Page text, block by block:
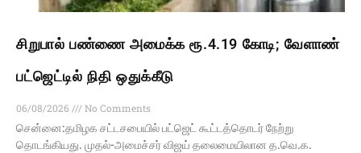
சிறுபால் பண்ணை அமைக்க ரூ.4.19 கோடி; வேளாண்
பட்ஜெட்டில் நிதி ஒதுக்கீடு
06/08/2026
No Comments
சென்னை:தமிழக சட்டசபையில் பட்ஜெட் கூட்டத்தொடர் நேற்று
தொடங்கியது. முதல்-அமைச்சர் விஜய் தலைமையிலான த.வெ.க.